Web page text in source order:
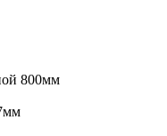
800мм